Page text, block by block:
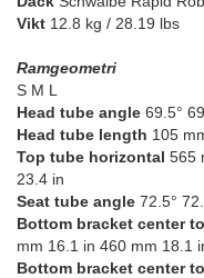
Vikt 12.8 kg / 28.19 lbs
Ramgeometri
S M L
Head tube angle 69.5°
Head tube length 105
Top tube horizontal 565
23.4 in
Seat tube angle 72.5°
Bottom bracket center
mm 16.1 in 460 mm 18.1
Bottom bracket center